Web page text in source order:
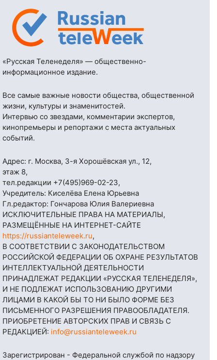
«Русская Теленеделя» — общественно-
информационное издание.
Все самые важные новости общества, общественной
жизни, культуры и знаменитостей.
Интервью со звездами, комментарии экспертов,
кинопремьеры и репортажи с места актуальных
событий.
Адрес: г. Москва, 3-я Хорошёвская ул., 12,
этаж 8,
тел.редакции +7(495)969-02-23,
Учредитель: Киселёва Елена Юрьевна
Гл.редактор: Гончарова Юлия Валериевна
ИСКЛЮЧИТЕЛЬНЫЕ ПРАВА НА МАТЕРИАЛЫ,
РАЗМЕЩЁННЫЕ НА ИНТЕРНЕТ-САЙТЕ
https://russianteleweek.ru,
В СООТВЕТСТВИИ С ЗАКОНОДАТЕЛЬСТВОМ
РОССИЙСКОЙ ФЕДЕРАЦИИ ОБ ОХРАНЕ РЕЗУЛЬТАТОВ
ИНТЕЛЛЕКТУАЛЬНОЙ ДЕЯТЕЛЬНОСТИ
ПРИНАДЛЕЖАТ РЕДАКЦИИ «РУССКАЯ ТЕЛЕНЕДЕЛЯ»,
И НЕ ПОДЛЕЖАТ ИСПОЛЬЗОВАНИЮ ДРУГИМИ
ЛИЦАМИ В КАКОЙ БЫ ТО НИ БЫЛО ФОРМЕ БЕЗ
ПИСЬМЕННОГО РАЗРЕШЕНИЯ ПРАВООБЛАДАТЕЛЯ.
ПРИОБРЕТЕНИЕ АВТОРСКИХ ПРАВ И СВЯЗЬ С
РЕДАКЦИЕЙ: info@russianteleweek.ru
Зарегистрирован - Федеральной службой по надзору